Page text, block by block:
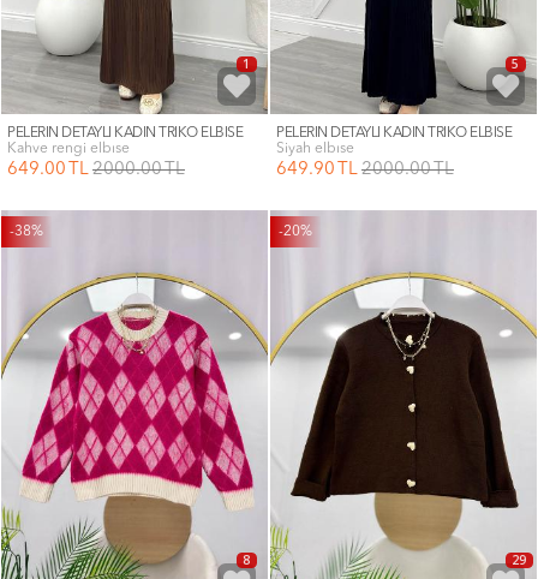
1
PELERİN DETAYLI KADIN TRİKO ELBİSE
kahve rengi elbıse
649.00 TL 2000.00TL
5
PELERİN DETAYLI KADIN TRİKO ELBİSE
siyah elbıse
649.90 TL 2000.00TL
-38%
8
-20%
29